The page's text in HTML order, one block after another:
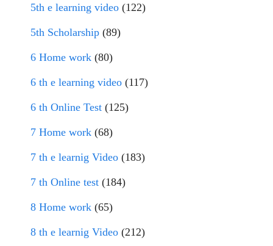
5th e learning video (122)
5th Scholarship (89)
6 Home work (80)
6 th e learning video (117)
6 th Online Test (125)
7 Home work (68)
7 th e learnig Video (183)
7 th Online test (184)
8 Home work (65)
8 th e learnig Video (212)